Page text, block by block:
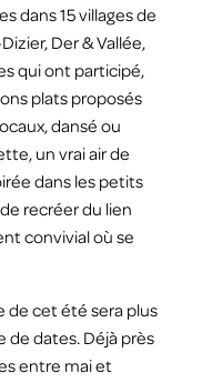
dans 15 villages de
Der & Vallée,
qui ont participé,
plats proposés
dansé ou
un vrai air de
dans les petits
recréer du lien
convivial où se
de cet été sera plus
de dates. Déjà près
entre mai et